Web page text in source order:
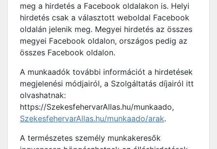
meg a hirdetés a Facebook oldalakon is. Helyi
hirdetés csak a választott weboldal Facebook
oldalán jelenik meg. Megyei hirdetés az összes
megyei Facebook oldalon, országos pedig az
összes Facebook oldalon.
A munkaadók további információt a hirdetések
megjelenési módjairól, a Szolgáltatás díjairól itt
olvashatnak:
https://SzekesfehervarAllas.hu/munkaado,
SzekesfehervarAllas.hu/munkaado/arak.
A természetes személy munkakeresők